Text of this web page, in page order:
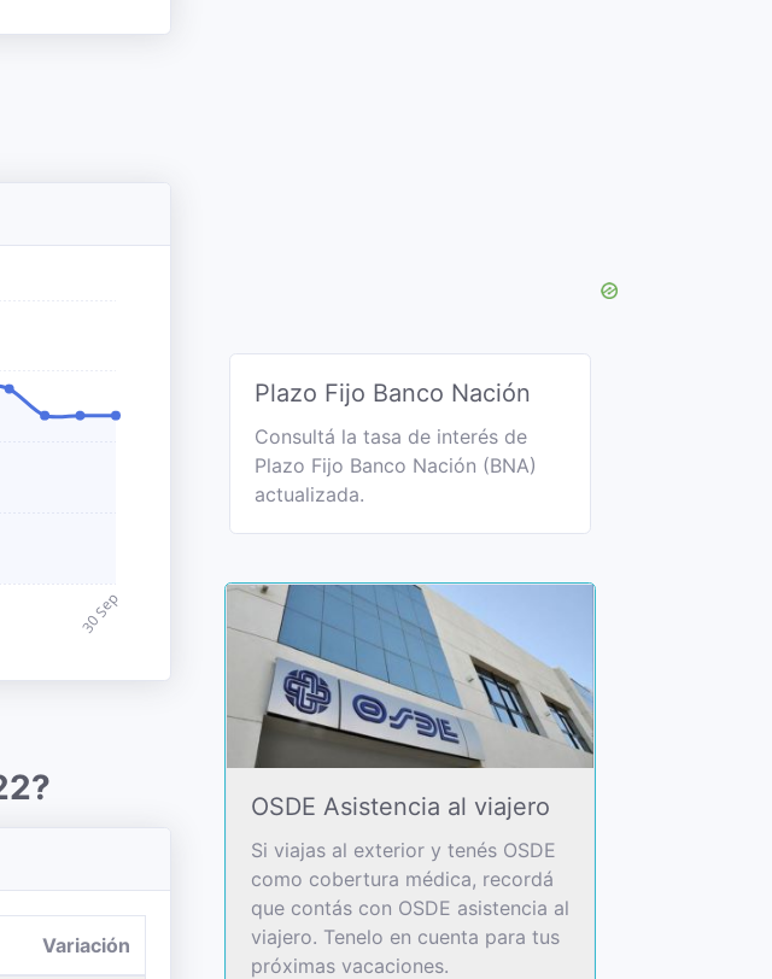
Variación
Plazo Fijo Banco Nación
Consultá la tasa de interés de
Plazo Fijo Banco Nación (BNA)
actualizada.
OSDE Asistencia al viajero
Si viajas al exterior y tenés OSDE
como cobertura médica, recordá
que contás con OSDE asistencia al
viajero. Tenelo en cuenta para tus
próximas vacaciones.